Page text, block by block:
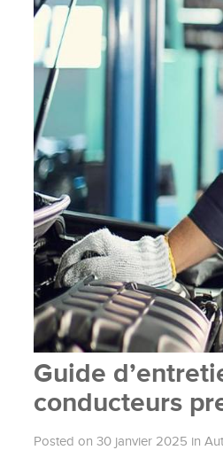
Guide
conducteurs
Posted on 30 janvier 2025 in